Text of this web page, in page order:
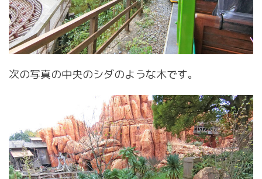
次の写真の中央のシダのような木です。